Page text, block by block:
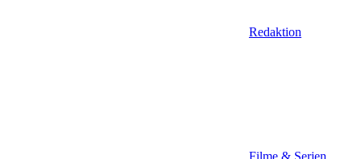
Redaktion